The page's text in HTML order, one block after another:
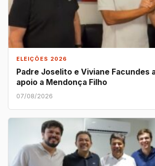
ELEIÇÕES 2026
Padre Joselito e Viviane Facundes
apoio a Mendonça Filho
07/08/2026